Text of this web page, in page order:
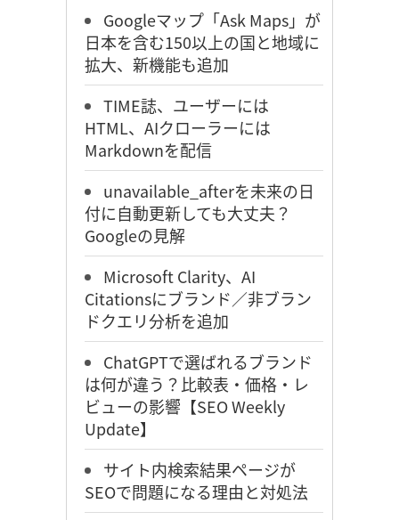
Googleマップ「Ask Maps」が
日本を含む150以上の国と地域に
拡大、新機能も追加
TIME誌、ユーザーには
HTML、AIクローラーには
Markdownを配信
unavailable_afterを未来の日
付に自動更新しても大丈夫？
Googleの見解
Microsoft Clarity、AI
Citationsにブランド／非ブラン
ドクエリ分析を追加
ChatGPTで選ばれるブランド
は何が違う？比較表・価格・レ
ビューの影響【SEO Weekly
Update】
サイト内検索結果ページが
SEOで問題になる理由と対処法